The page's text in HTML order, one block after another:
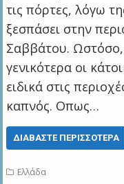
τις πόρτες, λόγω
ξεσπάσει στην
Σαββάτου.
γενικότερα οι
ειδικά στις
καπνός. Οπως…
ΔΙΑΒΆΣΤΕ ΠΕΡΙΣΣΌΤΕΡΑ
Ελλάδα